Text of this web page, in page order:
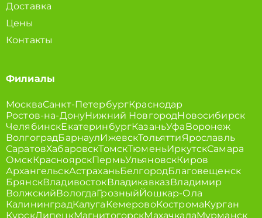
Доставка
Цены
Контакты
Филиалы
МоскваСанкт-ПетербургКраснодар
Ростов-на-ДонуНижний НовгородНовосибирск
ЧелябинскЕкатеринбургКазаньУфаВоронеж
ВолгоградБарнаулИжевскТольяттиЯрославль
СаратовХабаровскТомскТюменьИркутскСамара
ОмскКрасноярскПермьУльяновскКиров
АрхангельскАстраханьБелгородБлаговещенск
БрянскВладивостокВладикавказВладимир
ВолжскийВологдаГрозныйЙошкар-Ола
КалининградКалугаКемеровоКостромаКурган
КурскЛипецкМагнитогорскМахачкалаМурманск